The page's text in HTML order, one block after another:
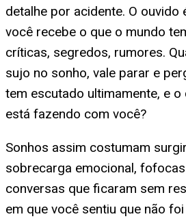
detalhe por acidente. O ouvido
você recebe o que o mundo
críticas, segredos, rumores.
sujo no sonho, vale parar e
tem escutado ultimamente, e o
está fazendo com você?
Sonhos assim costumam
sobrecarga emocional,
conversas que ficaram sem
em que você sentiu que não